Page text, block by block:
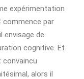
expérimentation
commence par
envisage de
cognitive. Et
alors il